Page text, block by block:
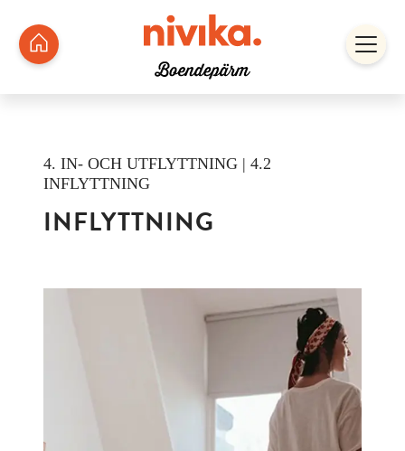
4. IN- OCH UTFLYTTNING | 4.2
INFLYTTNING
INFLYTTNING